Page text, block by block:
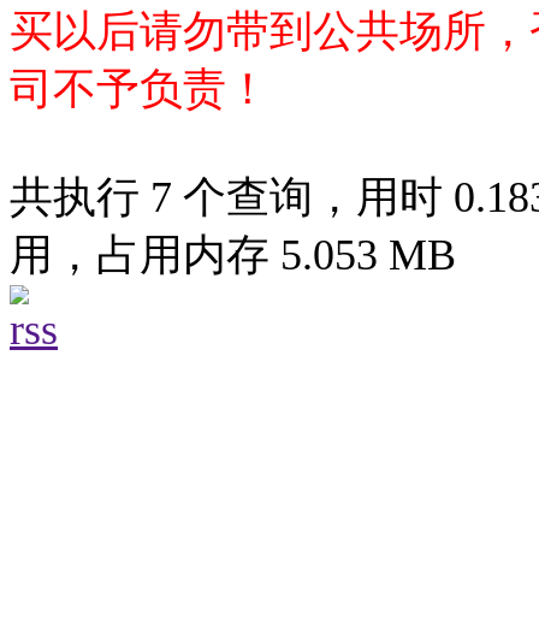
买以后请勿带到公共场所
司不予负责！
共执行 7 个查询，用时
用，占用内存 5.053 MB